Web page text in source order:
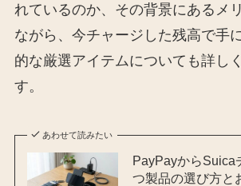
れているのか、その背景にあるメ
ながら、今チャージした残高で手
的な厳選アイテムについても詳し
す。
あわせて読みたい
PayPayからSuica
つ製品の選び方と